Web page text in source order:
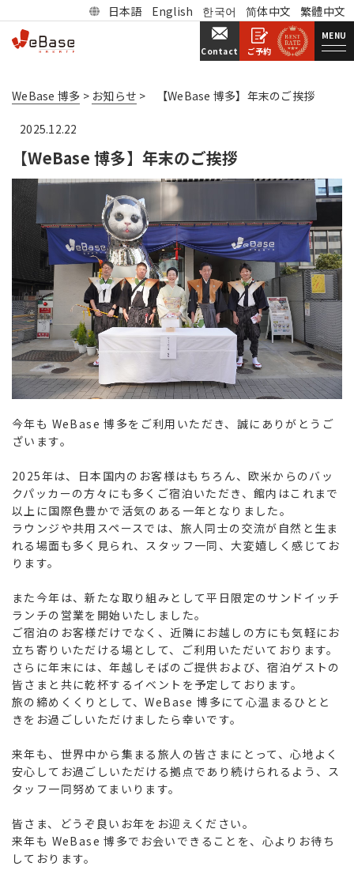
日本語 English 한국어 简体中文 繁體中文
ご予約
Contact
MENU
WeBase 博多 > お知らせ > 【WeBase 博多】年末のご挨拶
2025.12.22
【WeBase 博多】年末のご挨拶
今年も WeBase 博多をご利用いただき、誠にありがとうご
ざいます。
2025年は、日本国内のお客様はもちろん、欧米からのバッ
クパッカーの方々にも多くご宿泊いただき、館内はこれまで
以上に国際色豊かで活気のある一年となりました。
ラウンジや共用スペースでは、旅人同士の交流が自然と生ま
れる場面も多く見られ、スタッフ一同、大変嬉しく感じてお
ります。
また今年は、新たな取り組みとして平日限定のサンドイッチ
ランチの営業を開始いたしました。
ご宿泊のお客様だけでなく、近隣にお越しの方にも気軽にお
立ち寄りいただける場として、ご利用いただいております。
さらに年末には、年越しそばのご提供および、宿泊ゲストの
皆さまと共に乾杯するイベントを予定しております。
旅の締めくくりとして、WeBase 博多にて心温まるひとと
きをお過ごしいただけましたら幸いです。
来年も、世界中から集まる旅人の皆さまにとって、心地よく
安心してお過ごしいただける拠点であり続けられるよう、ス
タッフ一同努めてまいります。
皆さま、どうぞ良いお年をお迎えください。
来年も WeBase 博多でお会いできることを、心よりお待ち
しております。